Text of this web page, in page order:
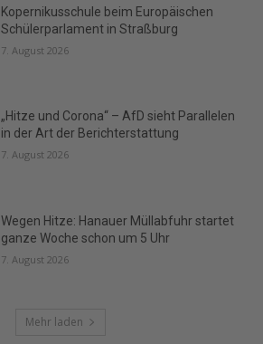
Kopernikusschule beim Europäischen
Schülerparlament in Straßburg
7. August 2026
„Hitze und Corona“ – AfD sieht Parallelen
in der Art der Berichterstattung
7. August 2026
Wegen Hitze: Hanauer Müllabfuhr startet
ganze Woche schon um 5 Uhr
7. August 2026
Mehr laden